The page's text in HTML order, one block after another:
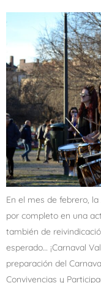
En el mes de febrero,
por completo en una
también de
esperado… ¡Carnaval
preparación del
Convivencias y